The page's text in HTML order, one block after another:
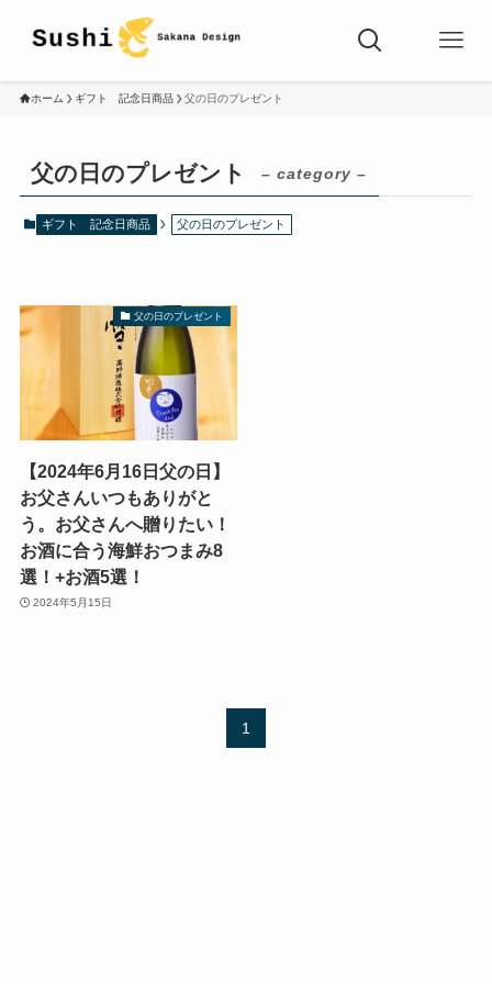
ホーム ギフト 記念日商品 父の日のプレゼント
父の日のプレゼント – category –
ギフト 記念日商品 父の日のプレゼント
父の日のプレゼント
【2024年6月16日父の日】
お父さんいつもありがと
う。お父さんへ贈りたい！
お酒に合う海鮮おつまみ8
選！+お酒5選！
2024年5月15日
1